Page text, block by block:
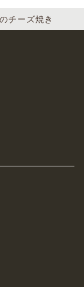
チーズ焼き